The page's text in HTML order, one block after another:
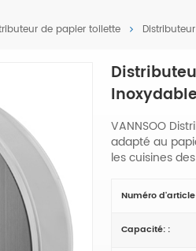
de papier toilette
VANNSOO
adapté au
les cuisines
Numéro d'article
Capacité: :